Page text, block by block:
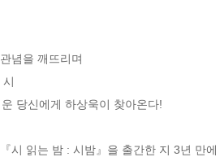
념을 깨뜨리며
운 당신에게 하상욱이 찾아온다!
시 읽는 밤 : 시밤』을 출간한 지 3년 만